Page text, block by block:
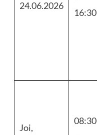
24.06.2026
16:30
Joi,
08:30